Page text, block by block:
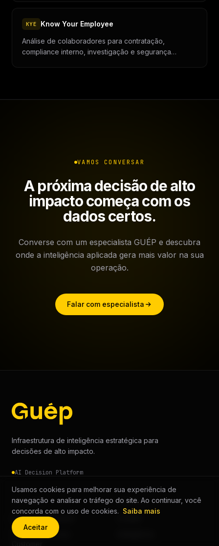
KYE Know Your Employee
Análise de colaboradores para contratação,
compliance interno, investigação e segurança
VAMOS CONVERSAR
A próxima decisão de alto
impacto começa com os
dados certos.
Converse com um especialista GUÉP e descubra
onde a inteligência aplicada gera mais valor na sua
operação.
Falar com especialista
Infraestrutura de inteligência estratégica para
decisões de alto impacto.
AI Decision Platform
SOLUÇÕES
Background Check
KYC — Know Your
EMPRESA
Usamos cookies para melhorar sua experiência de
navegação e analisar o tráfego do site. Ao continuar, você
concorda com o uso de cookies. Saiba mais
Aceitar